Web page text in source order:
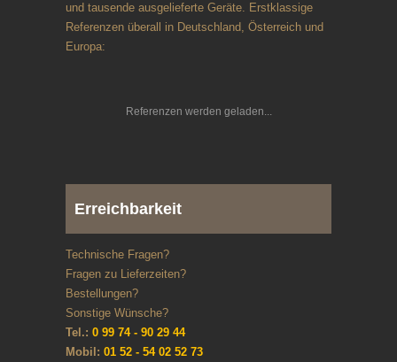
und tausende ausgelieferte Geräte. Erstklassige
Referenzen überall in Deutschland, Österreich und
Europa:
Referenzen werden geladen
Erreichbarkeit
Technische Fragen?
Fragen zu Lieferzeiten?
Bestellungen?
Sonstige Wünsche?
Tel.: 0 99 74 - 90 29 44
Mobil: 01 52 - 54 02 52 73